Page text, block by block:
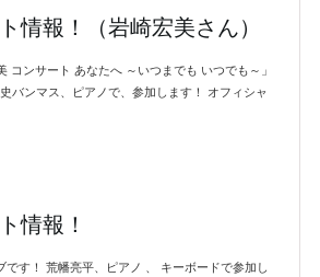
情報！（岩崎宏美さん）
コンサート あなたへ ～いつまでも いつでも～」
バンマス、ピアノで、参加します！ オフィシャ
情報！
す！ 荒幡亮平、ピアノ 、 キーボードで参加し